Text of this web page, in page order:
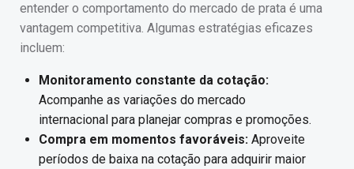
entender o comportamento do mercado de prata é uma
vantagem competitiva. Algumas estratégias eficazes
incluem:
Monitoramento constante da cotação:
Acompanhe as variações do mercado
internacional para planejar compras e promoções.
Compra em momentos favoráveis: Aproveite
períodos de baixa na cotação para adquirir maior